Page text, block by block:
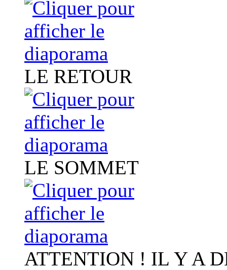
LE RETOUR
LE SOMMET
ATTENTION ! IL Y A